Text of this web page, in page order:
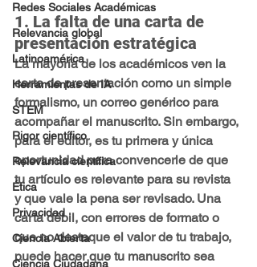
Redes Sociales Académicas
Relevancia global
Latinoamérica
Herramientas de IA
STEM
Rigor científico
Relevancia científica
Ética
Privacidad
Ciencia Abierta
Ciencia Ciudadana
1. La falta de una carta de
presentación estratégica
La mayoría de los académicos ven la
carta de presentación como un simple
formalismo, un correo genérico para
acompañar el manuscrito. Sin embargo,
para el editor, es tu primera y única
oportunidad para convencerle de que
tu artículo es relevante para su revista
y que vale la pena ser revisado. Una
carta débil, con errores de formato o
que no destaque el valor de tu trabajo,
puede hacer que tu manuscrito sea